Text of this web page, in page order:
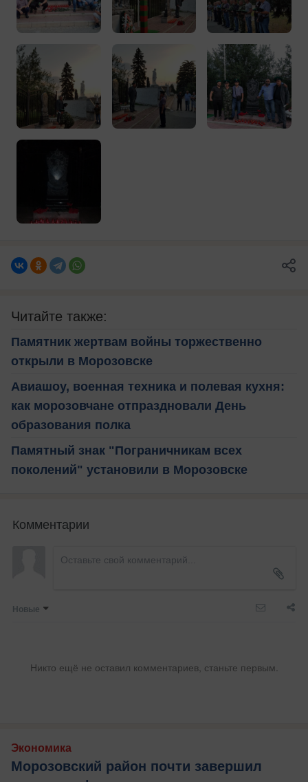
Читайте также:
Памятник жертвам войны торжественно
открыли в Морозовске
Авиашоу, военная техника и полевая кухня:
как морозовчане отпраздновали День
образования полка
Памятный знак "Пограничникам всех
поколений" установили в Морозовске
Комментарии
Новые
Никто ещё не оставил комментариев, станьте первым.
Экономика
Морозовский район почти завершил